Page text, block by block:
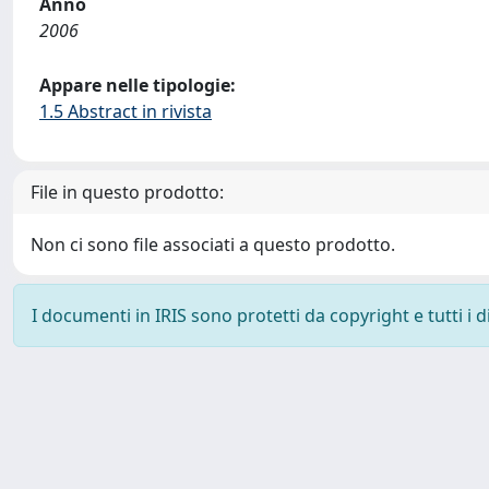
2006
Appare nelle tipologie:
1.5 Abstract in rivista
File in questo prodotto:
Non ci sono file associati a questo prodotto.
I documenti in IRIS sono protetti da copyright e tutti i